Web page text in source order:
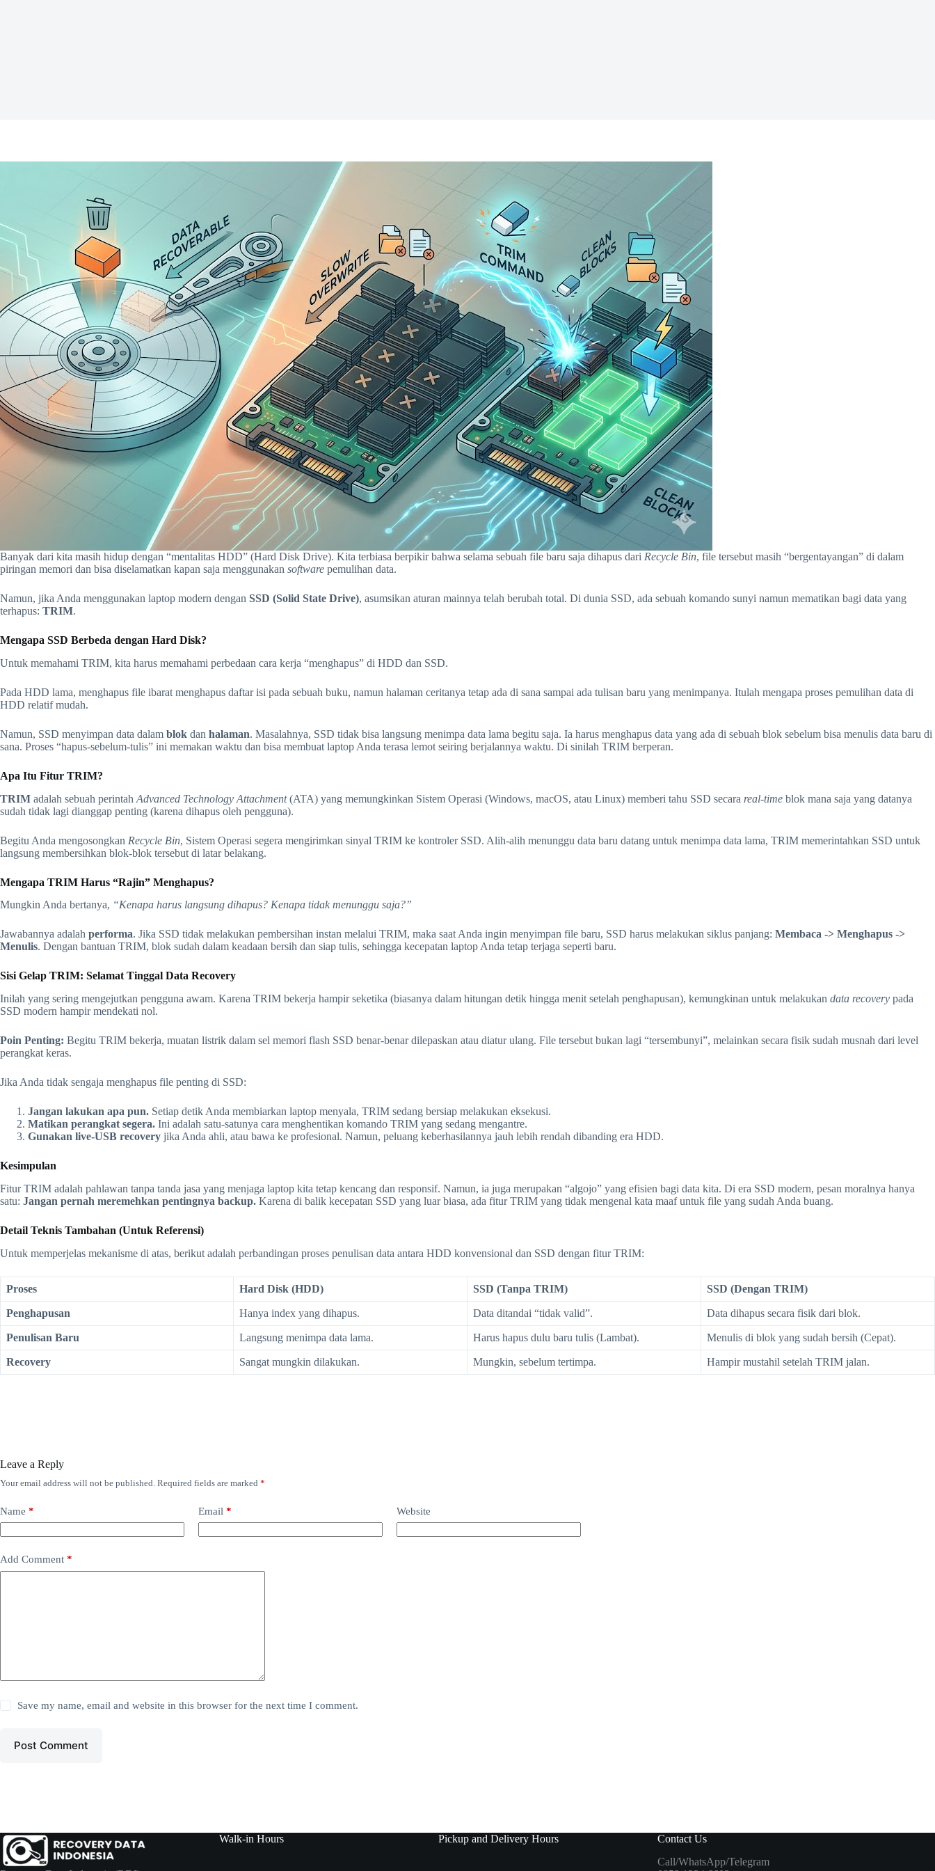
Banyak dari kita masih hidup dengan “mentalitas HDD” (Hard Disk Drive). Kita terbiasa berpikir bahwa selama sebuah file baru saja dihapus dari Recycle Bin, file tersebut masih “bergentayangan” di dalam
piringan memori dan bisa diselamatkan kapan saja menggunakan software pemulihan data.
Namun, jika Anda menggunakan laptop modern dengan SSD (Solid State Drive), asumsikan aturan mainnya telah berubah total. Di dunia SSD, ada sebuah komando sunyi namun mematikan bagi data yang
terhapus: TRIM.
Mengapa SSD Berbeda dengan Hard Disk?
Untuk memahami TRIM, kita harus memahami perbedaan cara kerja “menghapus” di HDD dan SSD.
Pada HDD lama, menghapus file ibarat menghapus daftar isi pada sebuah buku, namun halaman ceritanya tetap ada di sana sampai ada tulisan baru yang menimpanya. Itulah mengapa proses pemulihan data di
HDD relatif mudah.
Namun, SSD menyimpan data dalam blok dan halaman. Masalahnya, SSD tidak bisa langsung menimpa data lama begitu saja. Ia harus menghapus data yang ada di sebuah blok sebelum bisa menulis data baru di
sana. Proses “hapus-sebelum-tulis” ini memakan waktu dan bisa membuat laptop Anda terasa lemot seiring berjalannya waktu. Di sinilah TRIM berperan.
Apa Itu Fitur TRIM?
TRIM adalah sebuah perintah Advanced Technology Attachment(ATA) yang memungkinkan Sistem Operasi (Windows, macOS, atau Linux) memberi tahu SSD secara real-time blok mana saja yang datanya
sudah tidak lagi dianggap penting (karena dihapus oleh pengguna).
Begitu Anda mengosongkan Recycle Bin, Sistem Operasi segera mengirimkan sinyal TRIM ke kontroler SSD. Alih-alih menunggu data baru datang untuk menimpa data lama, TRIM memerintahkan SSD untuk
langsung membersihkan blok-blok tersebut di latar belakang.
Mengapa TRIM Harus “Rajin” Menghapus?
Mungkin Anda bertanya, “Kenapa harus langsung dihapus? Kenapa tidak menunggu saja?”
Jawabannya adalah performa. Jika SSD tidak melakukan pembersihan instan melalui TRIM, maka saat Anda ingin menyimpan file baru, SSD harus melakukan siklus panjang: Membaca -> Menghapus ->
Menulis. Dengan bantuan TRIM, blok sudah dalam keadaan bersih dan siap tulis, sehingga kecepatan laptop Anda tetap terjaga seperti baru.
Sisi Gelap TRIM: Selamat Tinggal Data Recovery
Inilah yang sering mengejutkan pengguna awam. Karena TRIM bekerja hampir seketika (biasanya dalam hitungan detik hingga menit setelah penghapusan), kemungkinan untuk melakukan data recovery pada
SSD modern hampir mendekati nol.
Poin Penting: Begitu TRIM bekerja, muatan listrik dalam sel memori flash SSD benar-benar dilepaskan atau diatur ulang. File tersebut bukan lagi “tersembunyi”, melainkan secara fisik sudah musnah dari level
perangkat keras.
Jika Anda tidak sengaja menghapus file penting di SSD:
Jangan lakukan apa pun. Setiap detik Anda membiarkan laptop menyala, TRIM sedang bersiap melakukan eksekusi.
Matikan perangkat segera. Ini adalah satu-satunya cara menghentikan komando TRIM yang sedang mengantre.
Gunakan live-USB recovery jika Anda ahli, atau bawa ke profesional. Namun, peluang keberhasilannya jauh lebih rendah dibanding era HDD.
Kesimpulan
Fitur TRIM adalah pahlawan tanpa tanda jasa yang menjaga laptop kita tetap kencang dan responsif. Namun, ia juga merupakan “algojo” yang efisien bagi data kita. Di era SSD modern, pesan moralnya hanya
satu: Jangan pernah meremehkan pentingnya backup. Karena di balik kecepatan SSD yang luar biasa, ada fitur TRIM yang tidak mengenal kata maaf untuk file yang sudah Anda buang.
Detail Teknis Tambahan (Untuk Referensi)
Untuk memperjelas mekanisme di atas, berikut adalah perbandingan proses penulisan data antara HDD konvensional dan SSD dengan fitur TRIM:
Proses Hard Disk (HDD) SSD (Tanpa TRIM) SSD (Dengan TRIM)
Penghapusan Hanya index yang dihapus. Data ditandai “tidak valid”. Data dihapus secara fisik dari blok.
Penulisan Baru Langsung menimpa data lama. Harus hapus dulu baru tulis (Lambat). Menulis di blok yang sudah bersih (Cepat).
Recovery Sangat mungkin dilakukan. Mungkin, sebelum tertimpa. Hampir mustahil setelah TRIM jalan.
Leave a Reply
Your email address will not be published. Required fields are marked *
Name * Email * Website
Add Comment *
Save my name, email and website in this browser for the next time I comment.
Post Comment
Walk-in Hours Pickup and Delivery Hours
Contact Us
Call/WhatsApp/Telegram